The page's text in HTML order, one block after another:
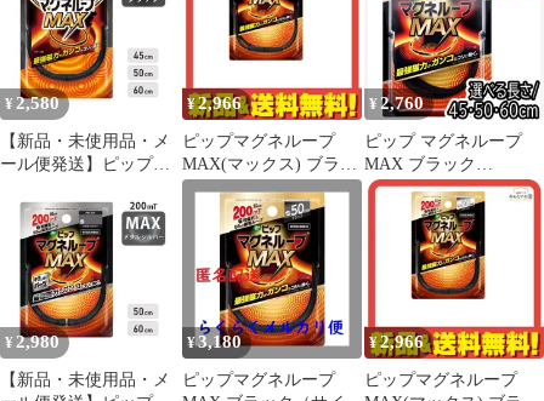
¥ 2,580
【新品・未使用品・メ
ール便発送】ピップ
ブラック】45cm 50cm
60cm
¥2,966
ピップマグネループ
MAX(マックス) ブラッ
ク 50cm
¥ 2,760
ピップ マグネループ
MAX ブラック
【45/50/60cm】
【ODK】
¥ 2,980
【新品・未使用品・メ
¥3,180
ピップマグネループ
¥2,966
ピップマグネループ